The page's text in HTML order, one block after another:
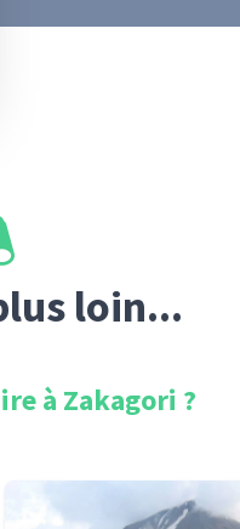
loin...
à Zakagori ?